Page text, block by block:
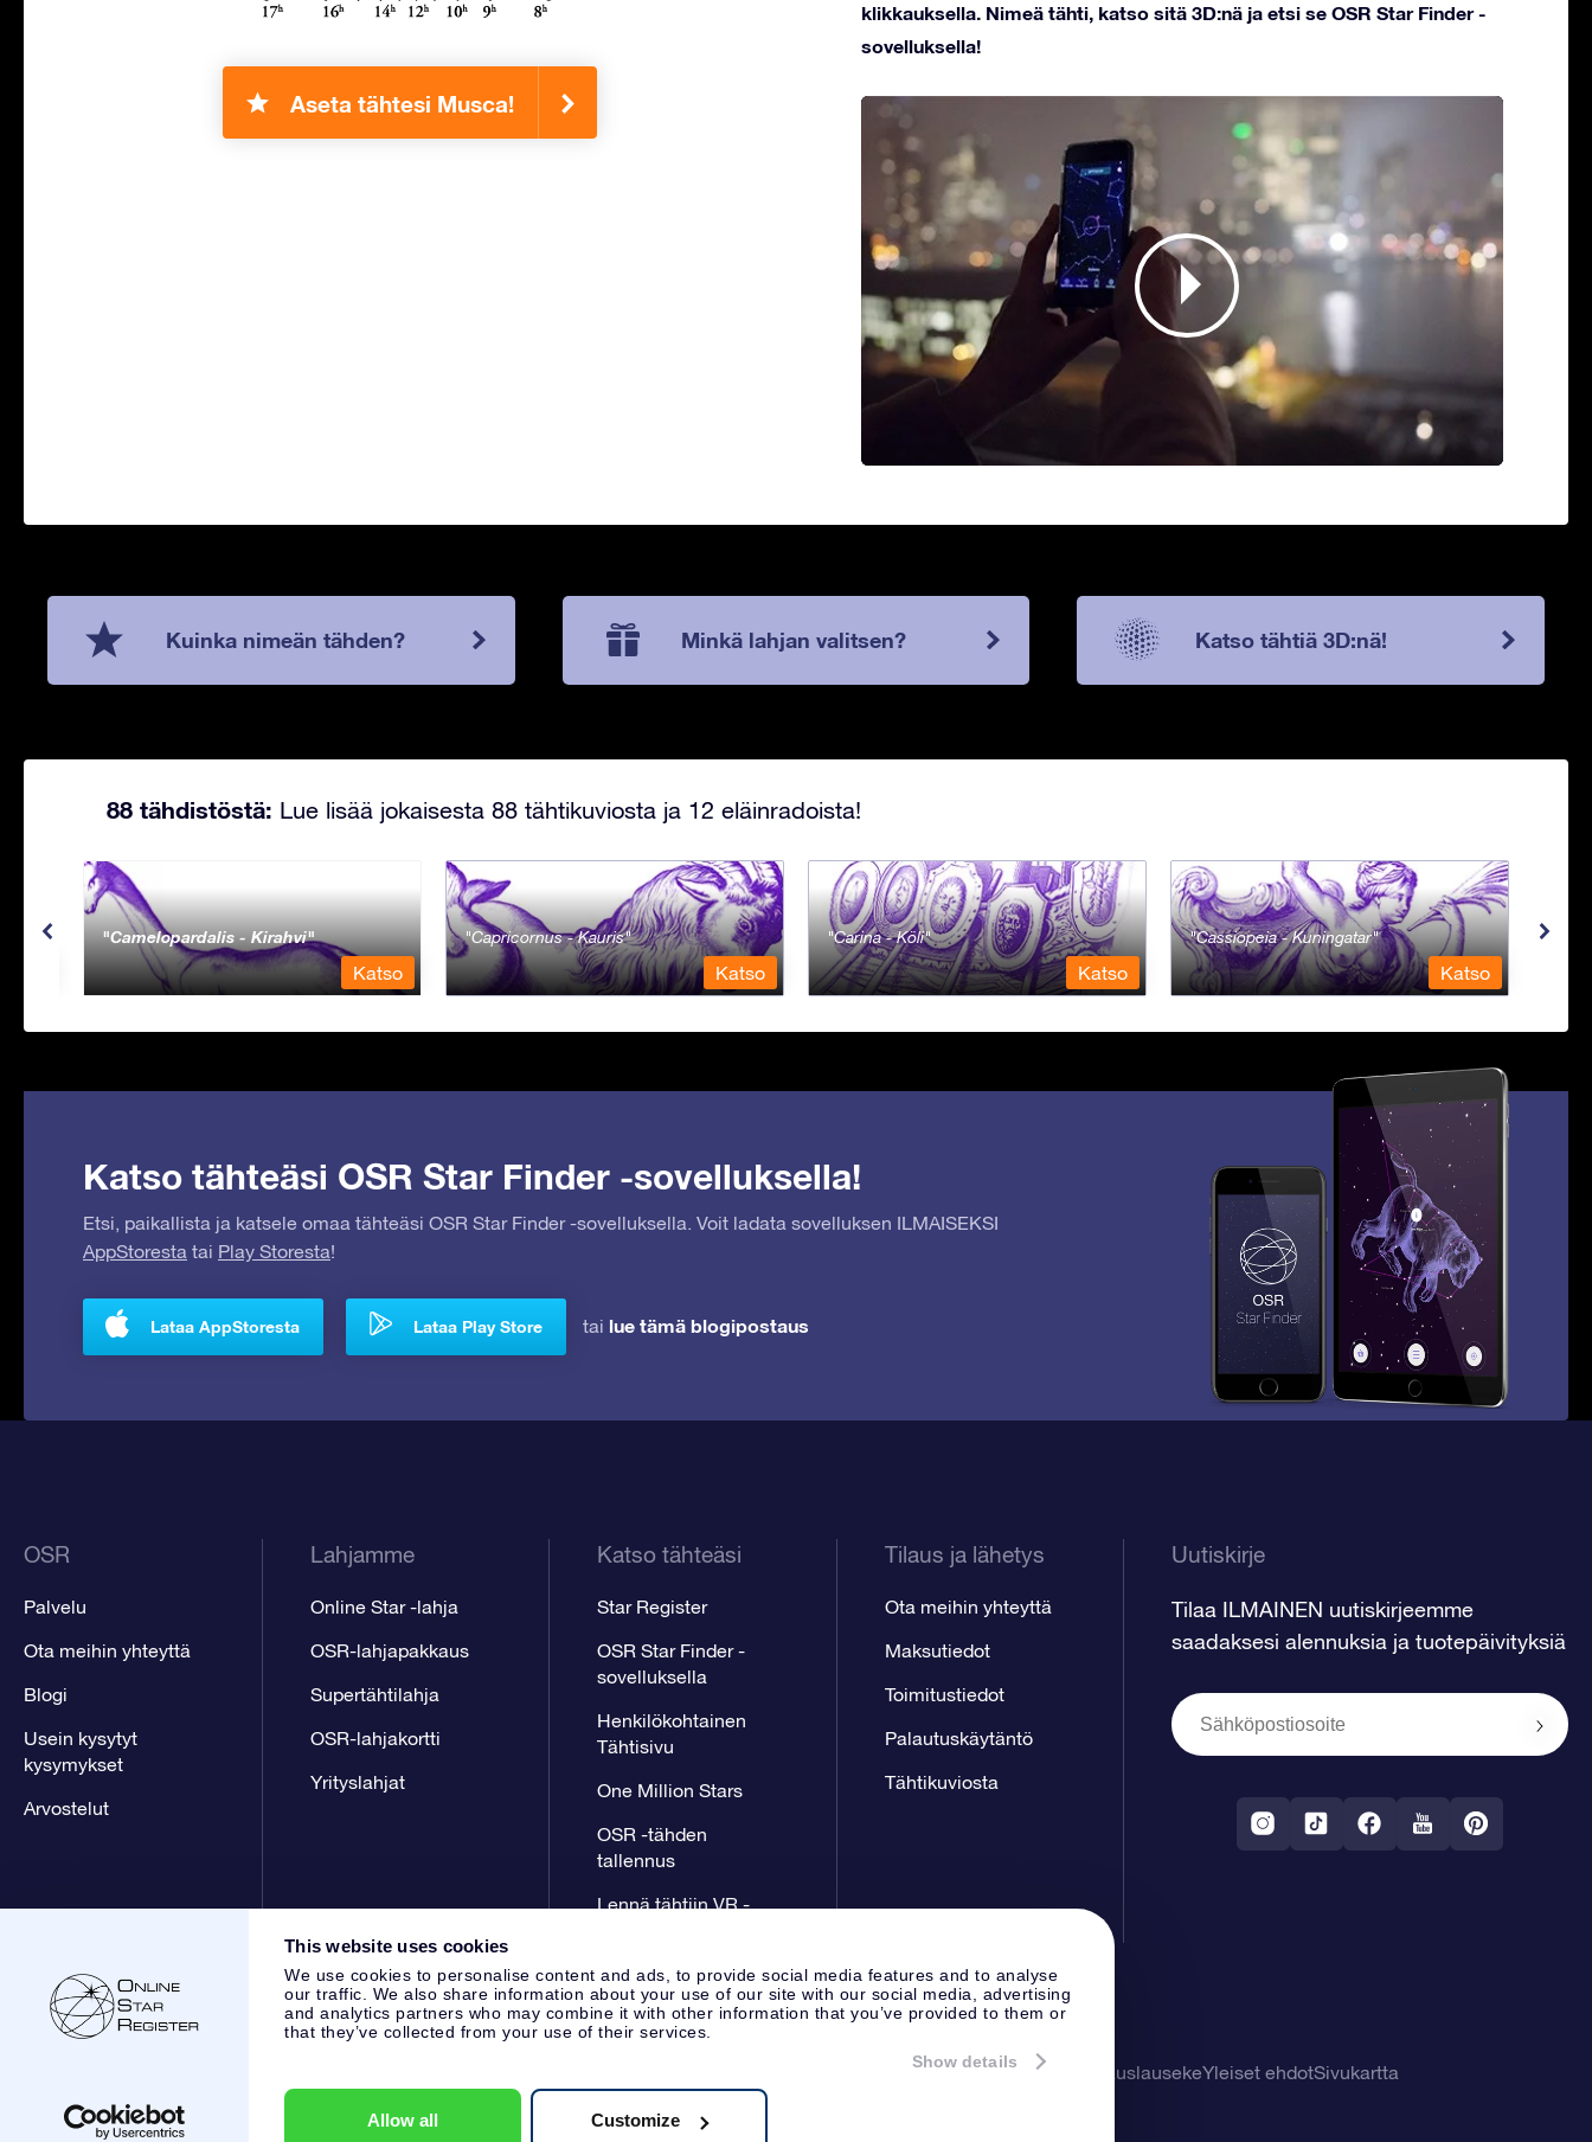
This website uses cookies
We use cookies to personalise content and ads, to provide social media features and to analyse
our traffic. We also share information about your use of our site with our social media, advertising
and analytics partners who may combine it with other information that you’ve provided to them or
that they’ve collected from your use of their services.
Show details
Allow all Customize
Aseta tähtesi Musca!
klikkauksella. Nimeä tähti, katso sitä 3D:nä ja etsi se OSR Star Finder -
sovelluksella!
Kuinka nimeän tähden? Minkä lahjan valitsen? Katso tähtiä 3D:nä!
88 tähdistöstä: Lue lisää jokaisesta 88 tähtikuviosta ja 12 eläinradoista!
Camelopardalis - Kirahvi
Katso
Capricornus - Kauris
Katso
Carina - Köli
Katso
Cassiopeia - Kuningatar
Katso
Katso tähteäsi OSR Star Finder -sovelluksella!
Etsi, paikallista ja katsele omaa tähteäsi OSR Star Finder -sovelluksella. Voit ladata sovelluksen ILMAISEKSI
AppStoresta tai Play Storesta!
Lataa AppStoresta Lataa Play Store tai lue tämä blogipostaus
OSR
Palvelu
Ota meihin yhteyttä
Blogi
Usein kysytyt
kysymykset
Arvostelut
Lahjamme
Online Star -lahja
OSR-lahjapakkaus
Supertähtilahja
OSR-lahjakortti
Yrityslahjat
Katso tähteäsi
Star Register
OSR Star Finder -
sovelluksella
Henkilökohtainen
Tähtisivu
One Million Stars
OSR -tähden
tallennus
Lennä tähtiin VR -
Tilaus ja lähetys
Ota meihin yhteyttä
Maksutiedot
Toimitustiedot
Palautuskäytäntö
Tähtikuviosta
Uutiskirje
Tilaa ILMAINEN uutiskirjeemme
saadaksesi alennuksia ja tuotepäivityksiä
Asiakaspalvelu:help@osr.org KVK: 60333553, VAT: NL 8538.62.722B01
Tietosuoja ja vastuuvapauslausekeYleiset ehdotSivukartta